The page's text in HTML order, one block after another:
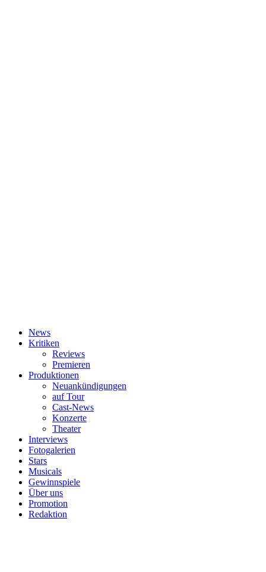
News
Kritiken
Reviews
Premieren
Produktionen
Neuankündigungen
auf Tour
Cast-News
Konzerte
Theater
Interviews
Fotogalerien
Stars
Musicals
Gewinnspiele
Über uns
Promotion
Redaktion